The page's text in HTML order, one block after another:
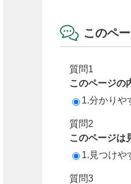
このペ
質問1
このページの
1.分かりや
質問2
このページは
1.見つけや
質問3